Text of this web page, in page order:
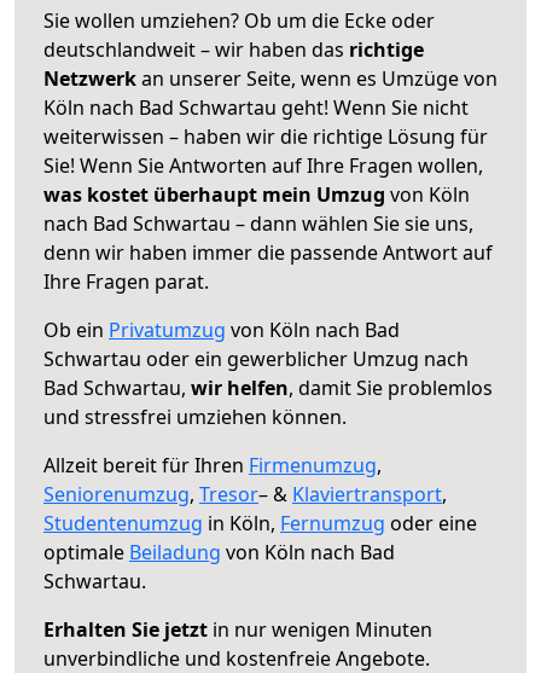
Sie wollen umziehen? Ob um die Ecke oder
deutschlandweit – wir haben das richtige
Netzwerkan unserer Seite, wenn es Umzüge von
Köln nach Bad Schwartau geht! Wenn Sie nicht
weiterwissen – haben wir die richtige Lösung für
Sie! Wenn Sie Antworten auf Ihre Fragen wollen,
was kostet überhaupt mein Umzug von Köln
nach Bad Schwartau – dann wählen Sie sie uns,
denn wir haben immer die passende Antwort auf
Ihre Fragen parat.
Ob ein Privatumzug von Köln nach Bad
Schwartau oder ein gewerblicher Umzug nach
Bad Schwartau, wir helfen, damit Sie problemlos
und stressfrei umziehen können.
Allzeit bereit für Ihren Firmenumzug,
Seniorenumzug, Tresor– & Klaviertransport,
Studentenumzug in Köln, Fernumzug oder eine
optimale Beiladung von Köln nach Bad
Schwartau.
Erhalten Sie jetzt in nur wenigen Minuten
unverbindliche und kostenfreie Angebote.